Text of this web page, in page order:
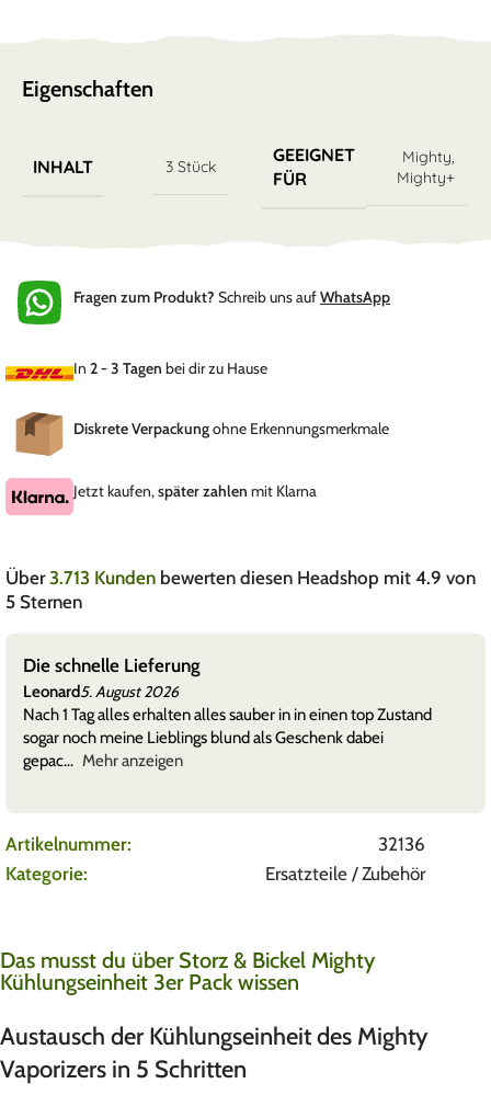
Eigenschaften
INHALT 3 Stück
GEEIGNET
FÜR
Mighty,
Mighty+
Fragen zum Produkt? Schreib uns aufWhatsApp
In 2 - 3 Tagen bei dir zu Hause
Diskrete Verpackungohne Erkennungsmerkmale
Jetzt kaufen,später zahlen mit Klarna
Über3.713 Kunden bewerten diesen Headshop mit 4.9 von
5 Sternen
Die schnelle Lieferung
Leonard5. August 2026
Nach 1 Tag alles erhalten alles sauber in in einen top Zustand
sogar noch meine Lieblings blund als Geschenk dabei
gepac
Mehr anzeigen
Artikelnummer:
32136
Kategorie:
Ersatzteile / Zubehör
Das musst du über Storz & Bickel Mighty
Kühlungseinheit 3er Pack wissen
Austausch der Kühlungseinheit des Mighty
Vaporizers in 5 Schritten